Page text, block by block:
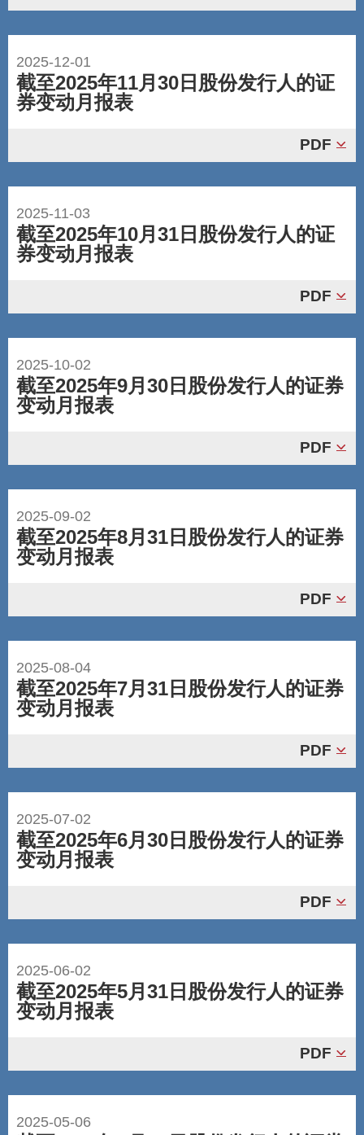
2025-12-01
截至2025年11月30日股份发行人的证
券变动月报表
PDF
2025-11-03
截至2025年10月31日股份发行人的证
券变动月报表
PDF
2025-10-02
截至2025年9月30日股份发行人的证券
变动月报表
PDF
2025-09-02
截至2025年8月31日股份发行人的证券
变动月报表
PDF
2025-08-04
截至2025年7月31日股份发行人的证券
变动月报表
PDF
2025-07-02
截至2025年6月30日股份发行人的证券
变动月报表
PDF
2025-06-02
截至2025年5月31日股份发行人的证券
变动月报表
PDF
2025-05-06